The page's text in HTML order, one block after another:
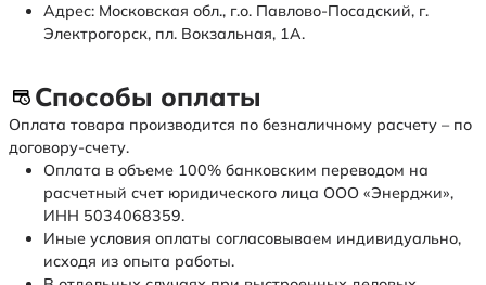
Адрес: Московская обл., г.о. Павлово-Посадский, г.
Электрогорск, пл. Вокзальная, 1А.
Способы оплаты
Оплата товара производится по безналичному расчету – по
договору-счету.
Оплата в объеме 100% банковским переводом на
расчетный счет юридического лица ООО «Энерджи»,
ИНН 5034068359.
Иные условия оплаты согласовываем индивидуально,
исходя из опыта работы.